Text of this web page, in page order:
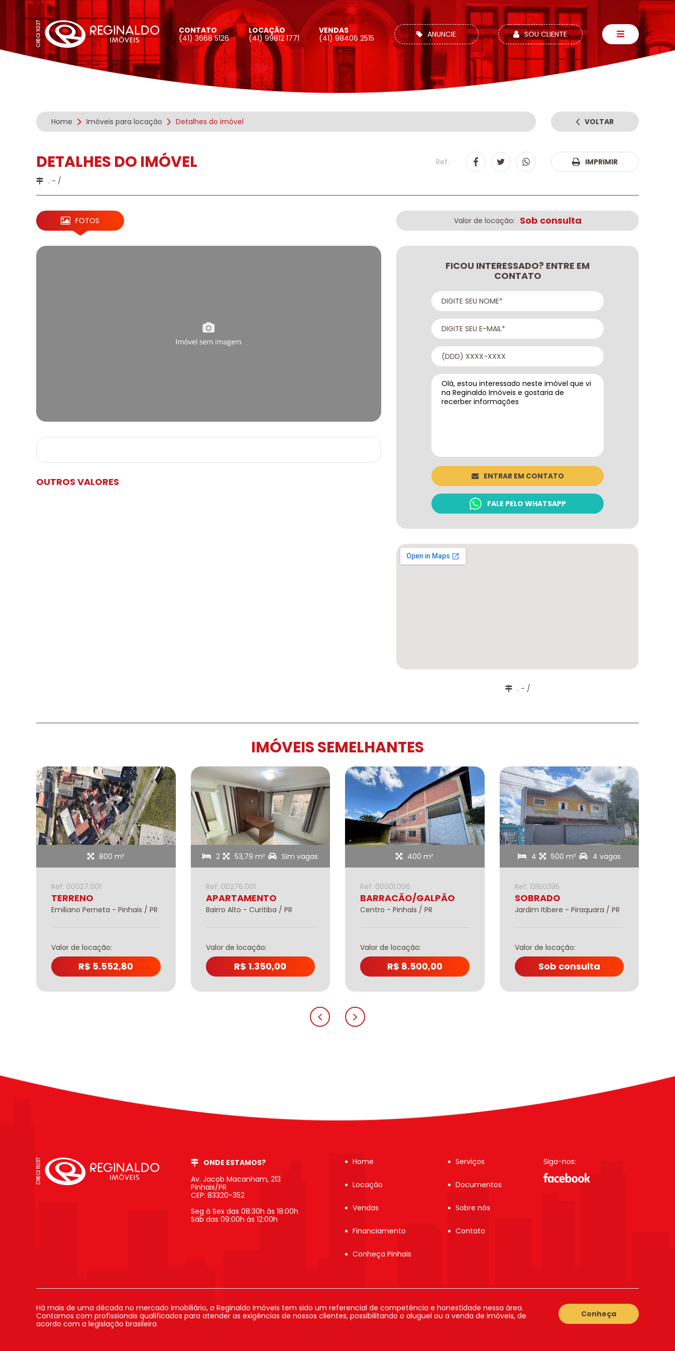
CONTATO
(41) 3668 5126
LOCAÇÃO
(41) 99812 1771
VENDAS
(41) 98406 2515
ANUNCIE SOU CLIENTE
Home Imóveis para locação Detalhes do imóvel VOLTAR
DETALHES DO IMÓVEL Ref.:
IMPRIMIR
. - /
FOTOS
OUTROS VALORES
Valor de locação: Sob consulta
FICOU INTERESSADO? ENTRE EM
CONTATO
ENTRAR EM CONTATO
FALE PELO WHATSAPP
. - /
IMÓVEIS SEMELHANTES
800 m²
Ref: 00027.001
TERRENO
Emiliano Perneta - Pinhais / PR
Valor de locação:
R$ 5.552,80
2 53,79 m² Sim vagas
Ref: 00276.001
APARTAMENTO
Bairro Alto - Curitiba / PR
Valor de locação:
R$ 1.350,00
400 m²
Ref: 00001.006
BARRACÃO/GALPÃO
Centro - Pinhais / PR
Valor de locação:
R$ 8.500,00
4 500 m² 4 vagas
Ref: 13160395
SOBRADO
Jardim Itibere - Piraquara / PR
Valor de locação:
Sob consulta
ONDE ESTAMOS?
Av. Jacob Macanham, 213
Pinhais/PR
CEP: 83320-352
Seg à Sex das 08:30h às 18:00h
Sáb das 09:00h às 12:00h
Home
Locação
Vendas
Financiamento
Conheça Pinhais
Serviços
Documentos
Sobre nós
Contato
Siga-nos:
Há mais de uma década no mercado imobiliário, a Reginaldo Imóveis tem sido um referencial de competência e honestidade nessa área.
Contamos com profissionais qualificados para atender as exigências de nossos clientes, possibilitando o aluguel ou a venda de imóveis, de
acordo com a legislação brasileira
Conheça